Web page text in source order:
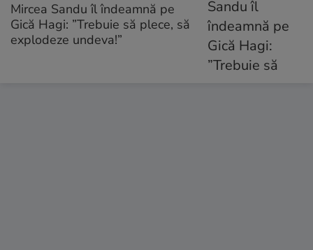
Mircea Sandu îl îndeamnă pe
Gică Hagi: ”Trebuie să plece, să
explodeze undeva!”